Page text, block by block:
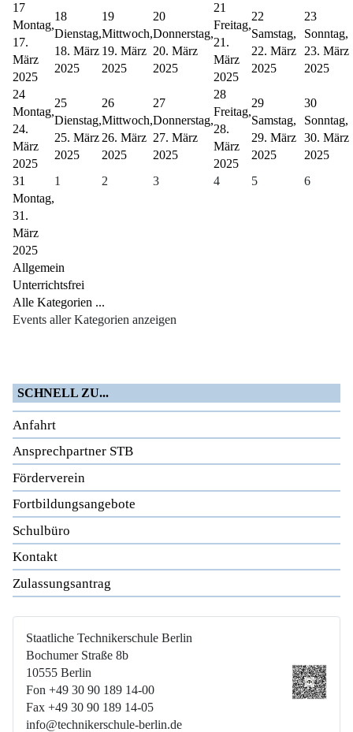
17
Montag,
17.
März
2025
18
Dienstag,
18. März
2025
19
Mittwoch,
19. März
2025
20
Donnerstag,
20. März
2025
21
Freitag,
21.
März
2025
22
Samstag,
22. März
2025
23
Sonntag,
23. März
2025
24
Montag,
24.
März
2025
25
Dienstag,
25. März
2025
26
Mittwoch,
26. März
2025
27
Donnerstag,
27. März
2025
28
Freitag,
28.
März
2025
29
Samstag,
29. März
2025
30
Sonntag,
30. März
2025
31
Montag,
31.
März
2025
1 2 3 4 5 6
Allgemein
Unterrichtsfrei
Alle Kategorien ...
Events aller Kategorien anzeigen
SCHNELL ZU...
Anfahrt
Ansprechpartner STB
Förderverein
Fortbildungsangebote
Schulbüro
Kontakt
Zulassungsantrag
Staatliche Technikerschule Berlin
Bochumer Straße 8b
10555 Berlin
Fon +49 30 90 189 14-00
Fax +49 30 90 189 14-05
info@technikerschule-berlin.de